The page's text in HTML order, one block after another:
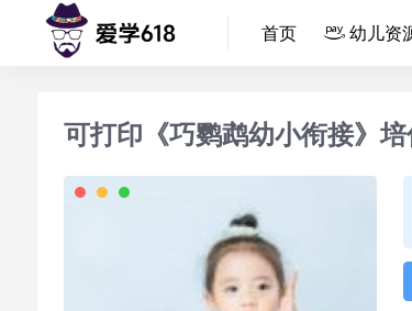
首页 幼儿资
可打印《巧鹦鹉幼小衔接》